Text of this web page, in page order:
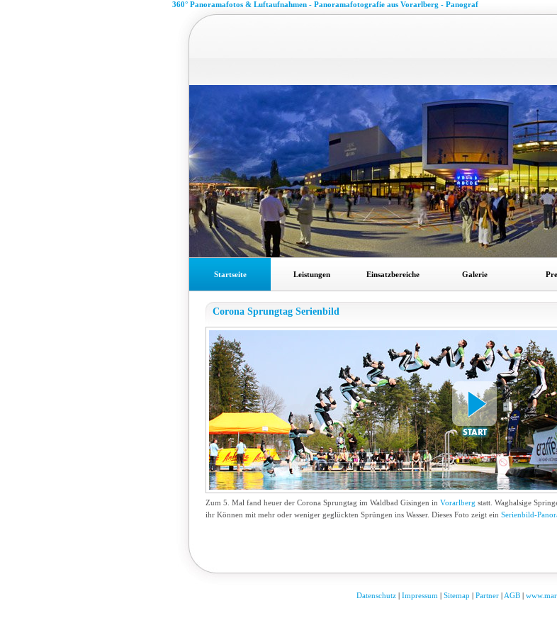
360° Panoramafotos & Luftaufnahmen - Panoramafotografie aus Vorarlberg - Panograf
Startseite Leistungen Einsatzbereiche Galerie
Corona Sprungtag Serienbild
Zum 5. Mal fand heuer der Corona Sprungtag im Waldbad Gisingen in Vorarlberg statt. Waghalsige
ihr Können mit mehr oder weniger geglückten Sprüngen ins Wasser. Dieses Foto zeigt ein Serienbild-
Datenschutz| Impressum | Sitemap | Partner| AGB|